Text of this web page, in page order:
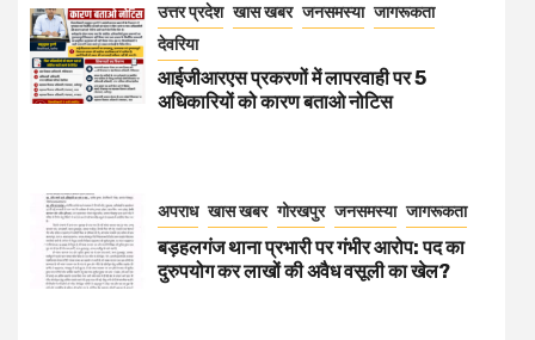
उत्तर प्रदेश खास खबर जनसमस्या जागरूकता
देवरिया
आईजीआरएस प्रकरणों में लापरवाही पर 5
अधिकारियों को कारण बताओ नोटिस
अपराध खास खबर गोरखपुर जनसमस्या जागरूकता
बड़हलगंज थाना प्रभारी पर गंभीर आरोप: पद का
दुरुपयोग कर लाखों की अवैध वसूली का खेल?